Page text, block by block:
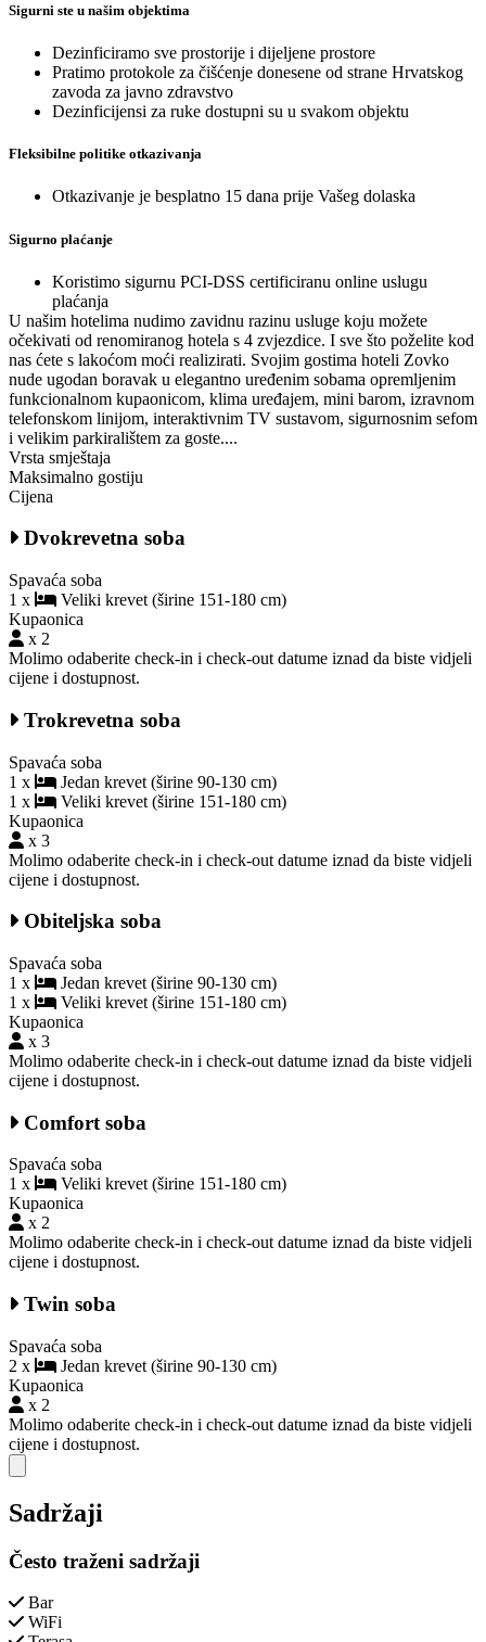
Sigurni ste u našim objektima
Dezinficiramo sve prostorije i dijeljene prostore
Pratimo protokole za čišćenje donesene od strane Hrvatskog
zavoda za javno zdravstvo
Dezinficijensi za ruke dostupni su u svakom objektu
Fleksibilne politike otkazivanja
Otkazivanje je besplatno 15 dana prije Vašeg dolaska
Sigurno plaćanje
Koristimo sigurnu PCI-DSS certificiranu online uslugu
plaćanja
U našim hotelima nudimo zavidnu razinu usluge koju možete
očekivati od renomiranog hotela s 4 zvjezdice. I sve što poželite kod
nas ćete s lakoćom moći realizirati. Svojim gostima hoteli Zovko
nude ugodan boravak u elegantno uređenim sobama opremljenim
funkcionalnom kupaonicom, klima uređajem, mini barom, izravnom
telefonskom linijom, interaktivnim TV sustavom, sigurnosnim sefom
i velikim parkiralištem za goste....
Vrsta smještaja
Maksimalno gostiju
Cijena
Dvokrevetna soba
Spavaća soba
1 x
Veliki krevet (širine 151-180 cm)
Kupaonica
x 2
Molimo odaberite check-in i check-out datume iznad da biste vidjeli
cijene i dostupnost.
Trokrevetna soba
Spavaća soba
1 x
Jedan krevet (širine 90-130 cm)
1 x
Veliki krevet (širine 151-180 cm)
Kupaonica
x 3
Molimo odaberite check-in i check-out datume iznad da biste vidjeli
cijene i dostupnost.
Obiteljska soba
Spavaća soba
1 x
Jedan krevet (širine 90-130 cm)
1 x
Veliki krevet (širine 151-180 cm)
Kupaonica
x 3
Molimo odaberite check-in i check-out datume iznad da biste vidjeli
cijene i dostupnost.
Comfort soba
Spavaća soba
1 x
Veliki krevet (širine 151-180 cm)
Kupaonica
x 2
Molimo odaberite check-in i check-out datume iznad da biste vidjeli
cijene i dostupnost.
Twin soba
Spavaća soba
2 x
Jedan krevet (širine 90-130 cm)
Kupaonica
x 2
Molimo odaberite check-in i check-out datume iznad da biste vidjeli
cijene i dostupnost.
Close modal
Sadržaji
Često traženi sadržaji
Bar
WiFi